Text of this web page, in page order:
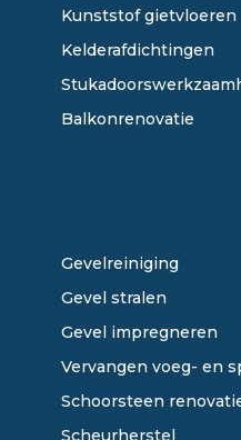
Kunststof gietvloeren
Kelderafdichtingen
Balkonrenovatie
Gevelreiniging
Gevel stralen
Gevel impregneren
Vervangen voeg- en
Schoorsteen
Scheurherstel